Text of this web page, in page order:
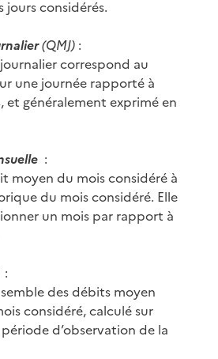
jours considérés.
(QMJ) :
correspond au
une journée rapporté à
et généralement exprimé en
:
moyen du mois considéré à
du mois considéré. Elle
un mois par rapport à
:
des débits moyen
considéré, calculé sur
période d’observation de la